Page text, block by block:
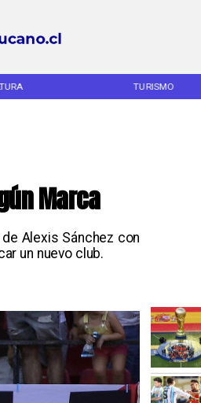
TURISMO
Marca
Alexis Sánchez con
un nuevo club.